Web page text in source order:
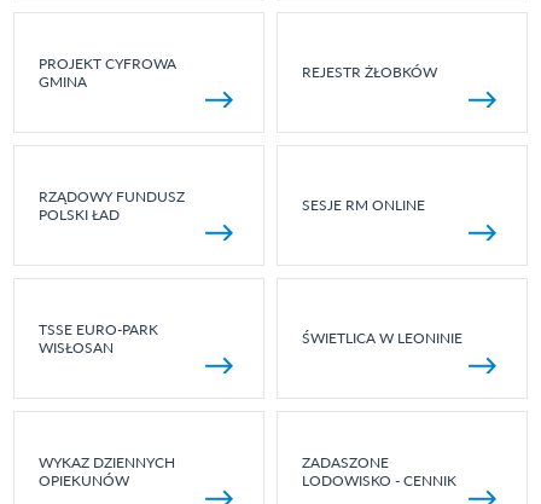
PROJEKT CYFROWA
GMINA
REJESTR ŻŁOBKÓW
RZĄDOWY FUNDUSZ
POLSKI ŁAD
SESJE RM ONLINE
TSSE EURO-PARK
WISŁOSAN
ŚWIETLICA W LEONINIE
WYKAZ DZIENNYCH
OPIEKUNÓW
ZADASZONE
LODOWISKO - CENNIK